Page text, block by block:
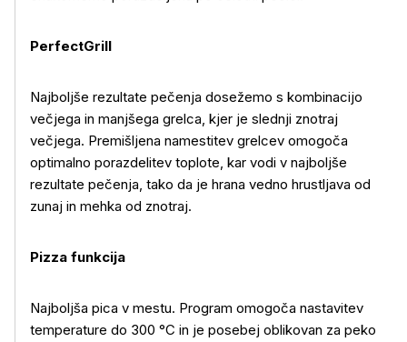
PerfectGrill
Najboljše rezultate pečenja dosežemo s kombinacijo
večjega in manjšega grelca, kjer je slednji znotraj
večjega. Premišljena namestitev grelcev omogoča
optimalno porazdelitev toplote, kar vodi v najboljše
rezultate pečenja, tako da je hrana vedno hrustljava od
zunaj in mehka od znotraj.
Pizza funkcija
Najboljša pica v mestu. Program omogoča nastavitev
temperature do 300 °C in je posebej oblikovan za peko